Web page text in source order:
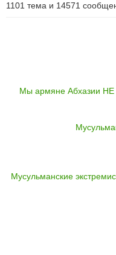
1101 тема и 14571
Мы армяне Абхазии
Мусульманские